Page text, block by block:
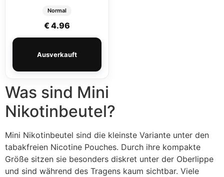
Normal
€ 4.96
Ausverkauft
Was sind Mini
Nikotinbeutel?
Mini Nikotinbeutel sind die kleinste Variante unter den
tabakfreien Nicotine Pouches. Durch ihre kompakte
Größe sitzen sie besonders diskret unter der Oberlippe
und sind während des Tragens kaum sichtbar. Viele